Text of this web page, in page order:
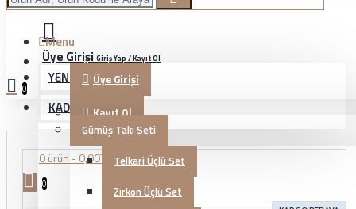
Üye Girişi Giriş Yap / Kayıt Ol
Üye Girişi
Kayıt Ol
0 ürün - 0,00TL
0
Menu
YENİ GELENLER
KADIN TAKI
Gümüş Takı Seti
Telkari Üçlü Set
Zirkon Üçlü Set
0